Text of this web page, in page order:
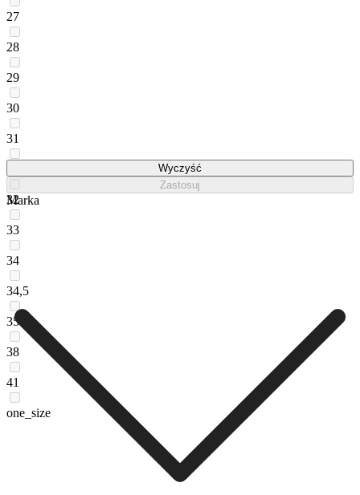
27
28
29
30
31
32
33
34
34,5
35
38
41
one_size
Wyczyść
Zastosuj
Marka